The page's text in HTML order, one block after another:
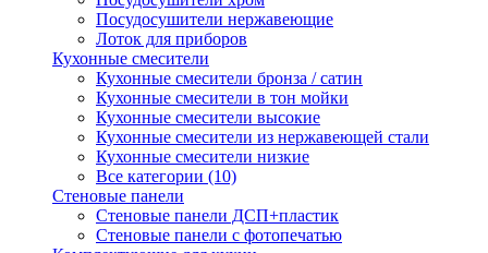
Посудосушители нержавеющие
Лоток для приборов
Кухонные смесители
Кухонные смесители бронза / сатин
Кухонные смесители в тон мойки
Кухонные смесители высокие
Кухонные смесители из нержавеющей стали
Кухонные смесители низкие
Все категории (10)
Стеновые панели
Стеновые панели ДСП+пластик
Стеновые панели с фотопечатью